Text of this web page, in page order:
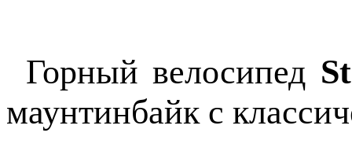
Горный велосипед
маунтинбайк с